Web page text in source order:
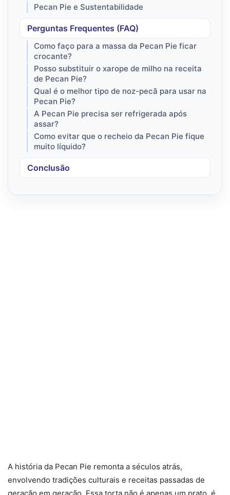
Pecan Pie e Sustentabilidade
Perguntas Frequentes (FAQ)
Como faço para a massa da Pecan Pie ficar
crocante?
Posso substituir o xarope de milho na receita
de Pecan Pie?
Qual é o melhor tipo de noz-pecã para usar na
Pecan Pie?
A Pecan Pie precisa ser refrigerada após
assar?
Como evitar que o recheio da Pecan Pie fique
muito líquido?
Conclusão
A história da Pecan Pie remonta a séculos atrás,
envolvendo tradições culturais e receitas passadas de
geração em geração. Essa torta não é apenas um prato, é